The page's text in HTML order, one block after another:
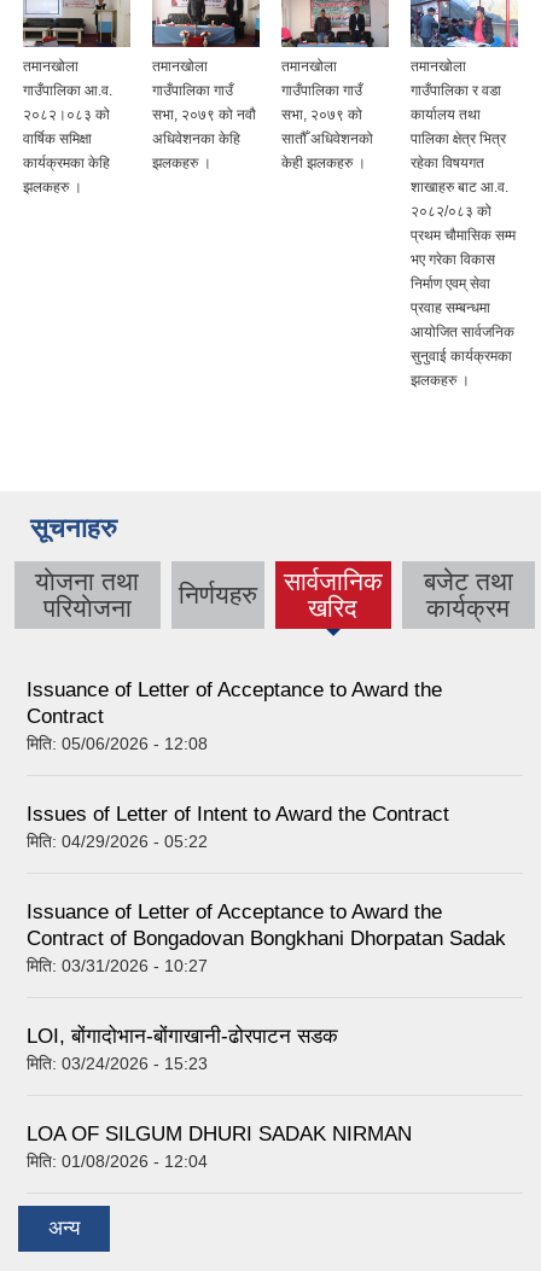
तमानखोला
गाउँपालिका आ.व.
२०८२।०८३ को
वार्षिक समिक्षा
कार्यक्रमका केहि
झलकहरु ।
तमानखोला
गाउँपालिका गाउँ
सभा, २०७९ को नवौ
अधिवेशनका केहि
झलकहरु ।
तमानखोला
गाउँपालिका गाउँ
सभा, २०७९ को
सातौँ अधिवेशनको
केही झलकहरु ।
तमानखोला
गाउँपालिका र वडा
कार्यालय तथा
पालिका क्षेत्र भित्र
रहेका विषयगत
शाखाहरु बाट आ.व.
२०८२/०८३ को
प्रथम चौमासिक सम्म
भए गरेका विकास
निर्माण एवम् सेवा
प्रवाह सम्बन्धमा
आयोजित सार्वजनिक
सुनुवाई कार्यक्रमका
झलकहरु ।
सूचनाहरु
याेजना तथा
परियाेजना
निर्णयहरु
सार्वजानिक
खरिद
(active
tab)
बजेट तथा
कार्यक्रम
Issuance of Letter of Acceptance to Award the
Contract
मिति: 05/06/2026 - 12:08
Issues of Letter of Intent to Award the Contract
मिति: 04/29/2026 - 05:22
Issuance of Letter of Acceptance to Award the
Contract of Bongadovan Bongkhani Dhorpatan Sadak
मिति: 03/31/2026 - 10:27
LOI, बोंगादोभान-बोंगाखानी-ढोरपाटन सडक
मिति: 03/24/2026 - 15:23
LOA OF SILGUM DHURI SADAK NIRMAN
मिति: 01/08/2026 - 12:04
अन्य